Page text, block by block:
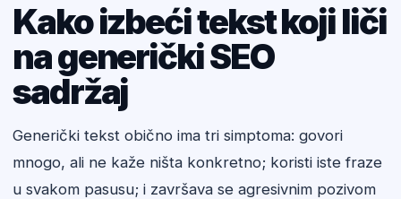
Kako izbeći tekst koji liči
na generički SEO
sadržaj
Generički tekst obično ima tri simptoma: govori
mnogo, ali ne kaže ništa konkretno; koristi iste fraze
u svakom pasusu; i završava se agresivnim pozivom